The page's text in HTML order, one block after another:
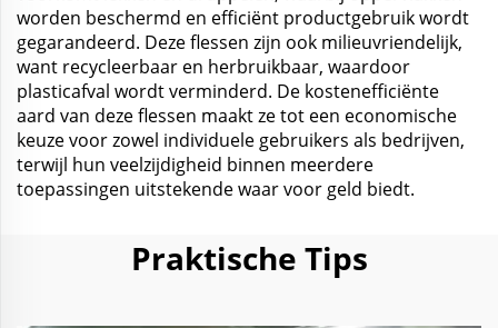
worden beschermd en efficiënt productgebruik wordt
gegarandeerd. Deze flessen zijn ook milieuvriendelijk,
want recycleerbaar en herbruikbaar, waardoor
plasticafval wordt verminderd. De kostenefficiënte
aard van deze flessen maakt ze tot een economische
keuze voor zowel individuele gebruikers als bedrijven,
terwijl hun veelzijdigheid binnen meerdere
toepassingen uitstekende waar voor geld biedt.
Praktische Tips